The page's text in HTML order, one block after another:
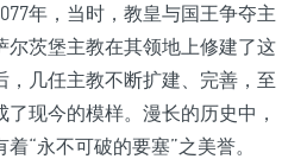
年，当时，教皇与国王争夺主
尔茨堡主教在其领地上修建了这
，几任主教不断扩建、完善，至
了现今的模样。漫长的历史中，
“永不可破的要塞”之美誉。